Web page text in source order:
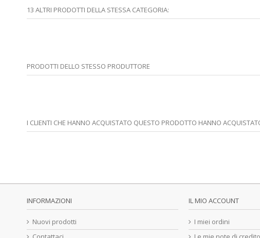
13 ALTRI PRODOTTI DELLA STESSA CATEGORIA:
PRODOTTI DELLO STESSO PRODUTTORE
I CLIENTI CHE HANNO ACQUISTATO QUESTO PRODOTTO HANNO
INFORMAZIONI
Nuovi prodotti
IL MIO ACCOUNT
I miei ordini